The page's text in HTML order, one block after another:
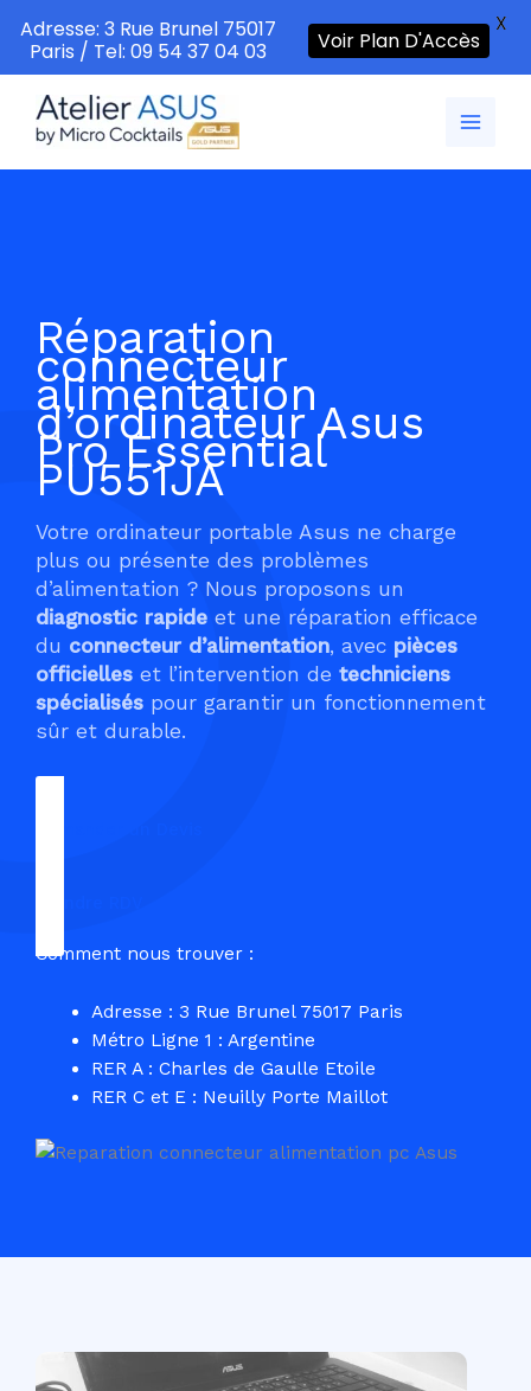
contenu
Réparation
connecteur
alimentation
d’ordinateur Asus
Pro Essential
PU551JA
Votre ordinateur portable Asus ne charge
plus ou présente des problèmes
d’alimentation ? Nous proposons un
diagnostic rapide et une réparation efficace
du connecteur d’alimentation, avec pièces
officielles et l’intervention de techniciens
spécialisés pour garantir un fonctionnement
sûr et durable.
Comment nous trouver :
Adresse : 3 Rue Brunel 75017 Paris
Métro Ligne 1 : Argentine
RER A : Charles de Gaulle Etoile
RER C et E : Neuilly Porte Maillot
Adresse: 3 Rue Brunel 75017
Paris / Tel: 09 54 37 04 03
Voir Plan D'Accès
X